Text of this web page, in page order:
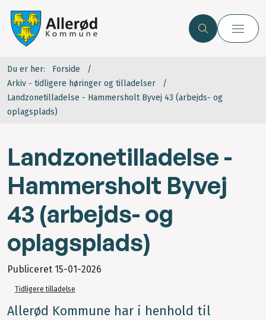
Du er her:
Forside
Arkiv - tidligere høringer og tilladelser
Landzonetilladelse - Hammersholt Byvej 43 (arbejds- og
oplagsplads)
Landzonetilladelse -
Hammersholt Byvej
43 (arbejds- og
oplagsplads)
Publiceret 15-01-2026
Tidligere tilladelse
Allerød Kommune har i henhold til